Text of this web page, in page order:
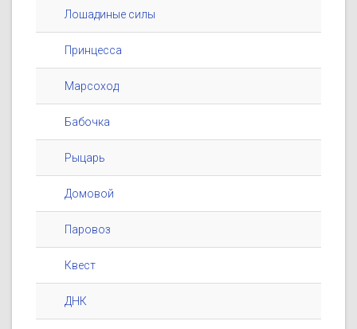
Лошадиные силы
Принцесса
Марсоход
Бабочка
Рыцарь
Домовой
Паровоз
Квест
ДНК